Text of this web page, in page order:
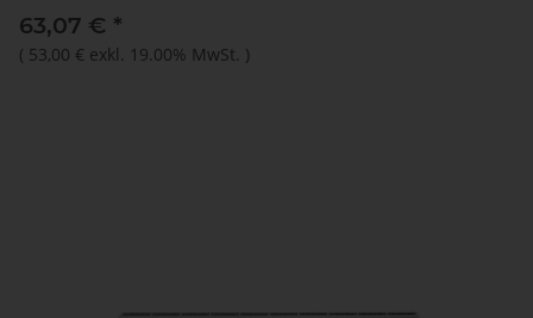
63,07 € *
( 53,00 € exkl. 19.00% MwSt. )